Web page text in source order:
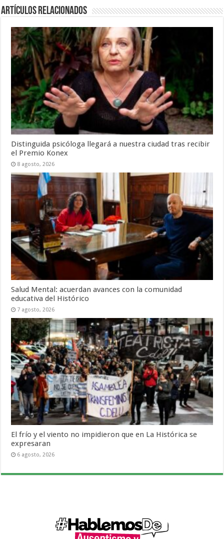
Artículos Relacionados
Distinguida psicóloga llegará a nuestra ciudad tras recibir
el Premio Konex
8 agosto, 2026
Salud Mental: acuerdan avances con la comunidad
educativa del Histórico
7 agosto, 2026
El frío y el viento no impidieron que en La Histórica se
expresaran
6 agosto, 2026